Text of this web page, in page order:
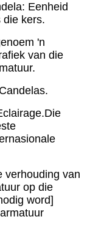
Eenheid
die kers.
'n
van die
verhouding van
op die
word]